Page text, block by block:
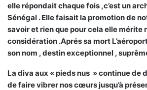
elle répondait chaque fois ,c’est un
Sénégal . Elle faisait la promotion de
savoir et rien que pour cela elle mérite
considération .Aprés sa mort
son nom , destin exceptionnel ,
La diva aux « pieds nus » continue de
de faire vibrer nos cœurs jusqu’à